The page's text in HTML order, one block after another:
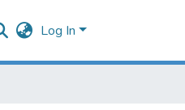
Log In